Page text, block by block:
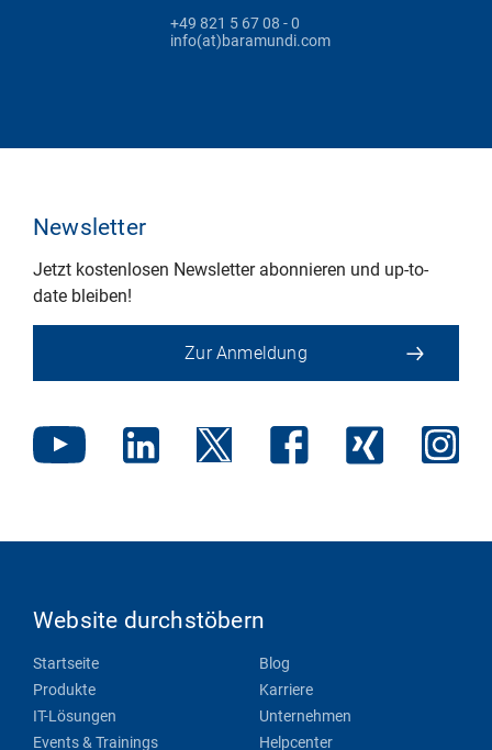
+49 821 5 67 08 - 0
info(at)baramundi.com
Newsletter
Jetzt kostenlosen Newsletter abonnieren und up-to-
date bleiben!
Zur Anmeldung
Website durchstöbern
Startseite
Produkte
IT-Lösungen
Events & Trainings
Blog
Karriere
Unternehmen
Helpcenter